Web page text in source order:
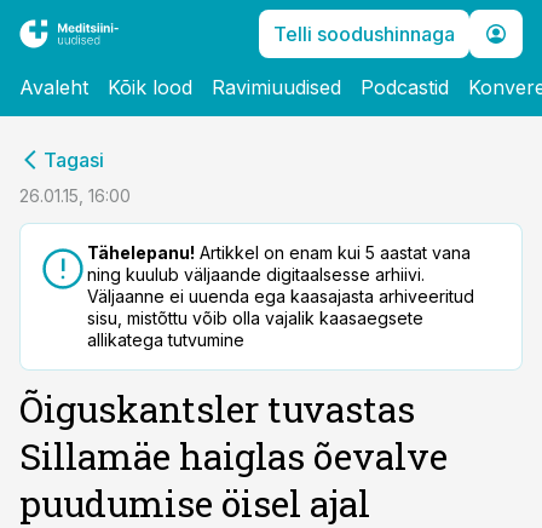
Telli soodushinnaga
Avaleht Kõik lood Ravimiuudised Podcastid
Tagasi
26.01.15, 16:00
Tähelepanu! Artikkel on enam kui 5 aastat vana
ning kuulub väljaande digitaalsesse arhiivi.
Väljaanne ei uuenda ega kaasajasta arhiveeritud
sisu, mistõttu võib olla vajalik kaasaegsete
allikatega tutvumine
Õiguskantsler tuvastas
Sillamäe haiglas õevalve
puudumise öisel ajal